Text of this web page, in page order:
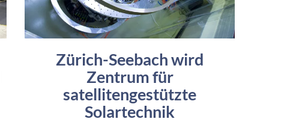
Zürich-Seebach wird
Zentrum für
satellitengestützte
Solartechnik